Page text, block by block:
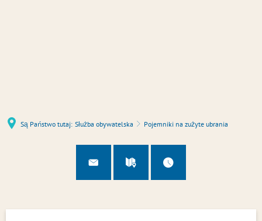
Są Państwo tutaj: Służba obywatelska Pojemniki na zużyte ubrania